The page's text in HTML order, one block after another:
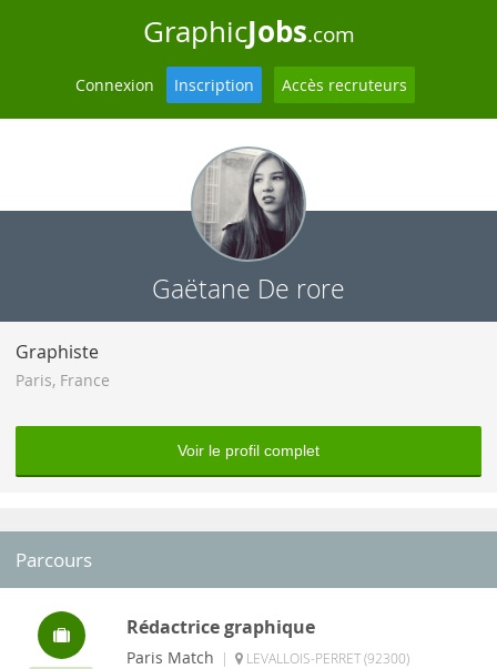
GraphicJobs.com
Connexion Inscription Accès recruteurs
Gaëtane De rore
Graphiste
Paris, France
Voir le profil complet
Parcours
Rédactrice graphique
Paris Match | LEVALLOIS-PERRET (92300)